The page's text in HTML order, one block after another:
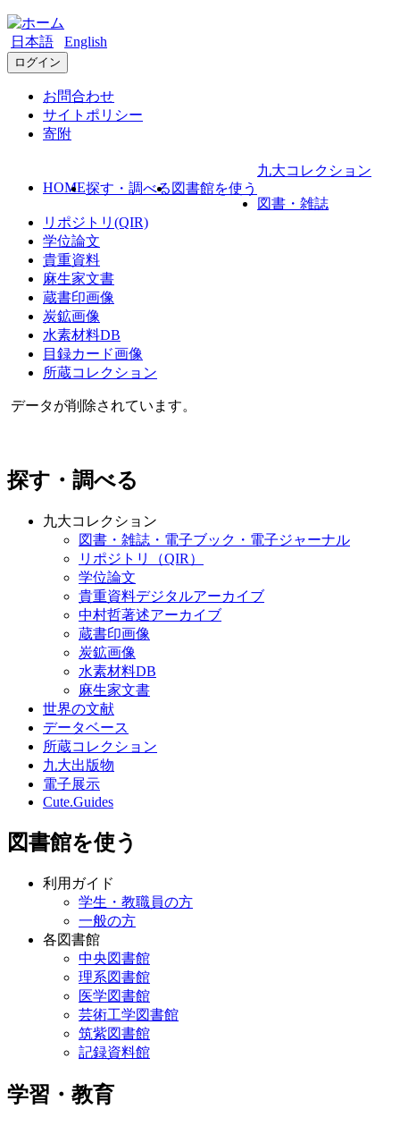
日本語 English
ログイン
お問合わせ
サイトポリシー
寄附
HOME探す・調べる 図書館を使う
九大コレクション
図書・雑誌
リポジトリ(QIR)
学位論文
貴重資料
麻生家文書
蔵書印画像
炭鉱画像
水素材料DB
目録カード画像
所蔵コレクション
データが削除されています。
探す・調べる
九大コレクション
図書・雑誌・電子ブック・電子ジャーナル
リポジトリ（QIR）
学位論文
貴重資料デジタルアーカイブ
中村哲著述アーカイブ
蔵書印画像
炭鉱画像
水素材料DB
麻生家文書
世界の文献
データベース
所蔵コレクション
九大出版物
電子展示
Cute.Guides
図書館を使う
利用ガイド
学生・教職員の方
一般の方
各図書館
中央図書館
理系図書館
医学図書館
芸術工学図書館
筑紫図書館
記録資料館
学習・教育